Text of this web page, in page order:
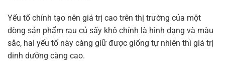
Yếu tố chính tạo nên giá trị cao trên thị trường của một
dòng sản phẩm rau củ sấy khô chính là hình dạng và màu
sắc, hai yếu tố này càng giữ được giống tự nhiên thì giá trị
dinh dưỡng càng cao.